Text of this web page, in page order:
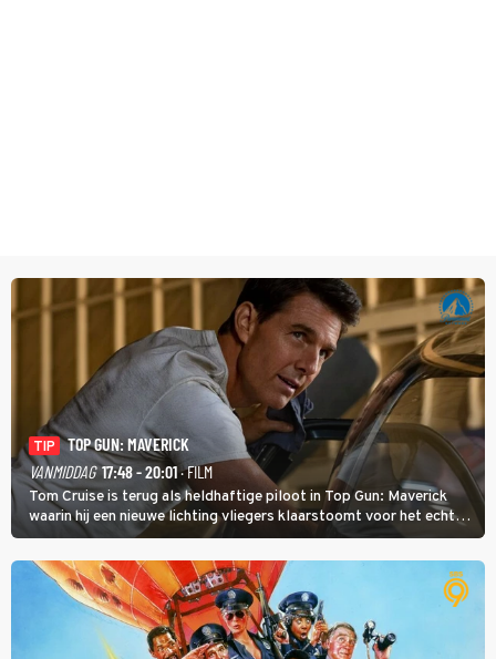
TIP
TOP GUN: MAVERICK
VANMIDDAG 17:48 - 20:01· FILM
Tom Cruise is terug als heldhaftige piloot in Top Gun: Maverick
waarin hij een nieuwe lichting vliegers klaarstoomt voor het echte
werk.